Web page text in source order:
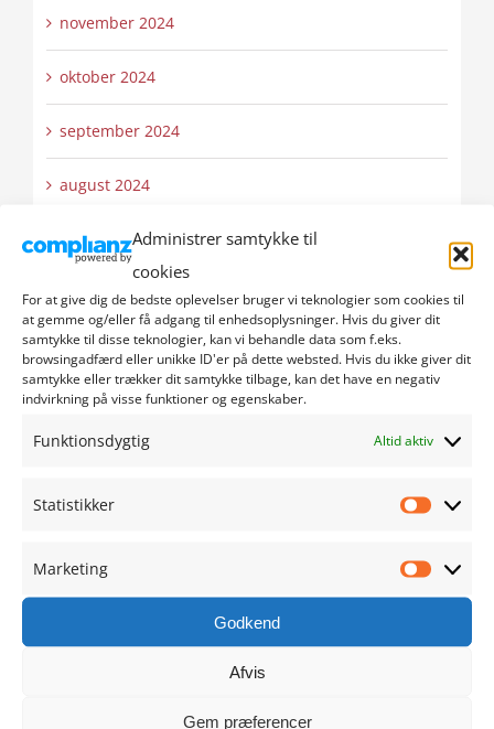
Administrer samtykke til
cookies
For at give dig de bedste oplevelser bruger vi teknologier som cookies til
at gemme og/eller få adgang til enhedsoplysninger. Hvis du giver dit
samtykke til disse teknologier, kan vi behandle data som f.eks.
browsingadfærd eller unikke ID'er på dette websted. Hvis du ikke giver dit
samtykke eller trækker dit samtykke tilbage, kan det have en negativ
indvirkning på visse funktioner og egenskaber.
Funktionsdygtig Altid aktiv
Statistikker
Marketing
Godkend
Afvis
Gem præferencer
november 2024
oktober 2024
september 2024
august 2024
juli 2024
juni 2024
maj 2024
april 2024
marts 2024
februar 2024
januar 2024